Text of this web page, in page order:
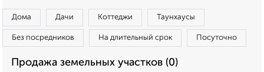
Дома Дачи Коттеджи Таунхаусы
Без посредников На длительный срок Посуточно
Продажа земельных участков (0)